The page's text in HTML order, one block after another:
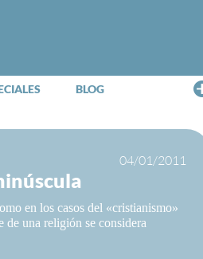
BLOG
04/01/2011
en los casos del «cristianismo»
una religión se considera